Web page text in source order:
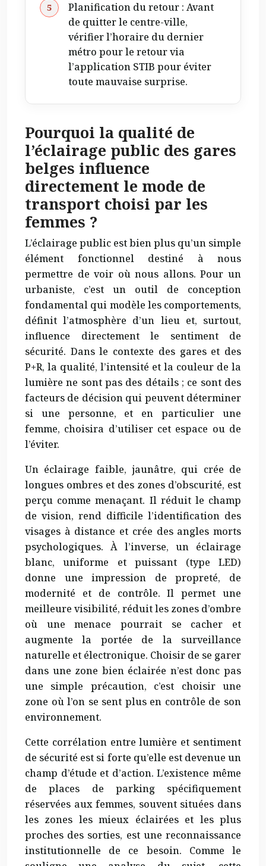
Planification du retour : Avant
de quitter le centre-ville,
vérifier l’horaire du dernier
métro pour le retour via
l’application STIB pour éviter
toute mauvaise surprise.
Pourquoi la qualité de
l’éclairage public des gares
belges influence
directement le mode de
transport choisi par les
femmes ?
L’éclairage public est bien plus qu’un simple
élément fonctionnel destiné à nous
permettre de voir où nous allons. Pour un
urbaniste, c’est un outil de conception
fondamental qui modèle les comportements,
définit l’atmosphère d’un lieu et, surtout,
influence directement le sentiment de
sécurité. Dans le contexte des gares et des
P+R, la qualité, l’intensité et la couleur de la
lumière ne sont pas des détails ; ce sont des
facteurs de décision qui peuvent déterminer
si une personne, et en particulier une
femme, choisira d’utiliser cet espace ou de
l’éviter.
Un éclairage faible, jaunâtre, qui crée de
longues ombres et des zones d’obscurité, est
perçu comme menaçant. Il réduit le champ
de vision, rend difficile l’identification des
visages à distance et crée des angles morts
psychologiques. À l’inverse, un éclairage
blanc, uniforme et puissant (type LED)
donne une impression de propreté, de
modernité et de contrôle. Il permet une
meilleure visibilité, réduit les zones d’ombre
où une menace pourrait se cacher et
augmente la portée de la surveillance
naturelle et électronique. Choisir de se garer
dans une zone bien éclairée n’est donc pas
une simple précaution, c’est choisir une
zone où l’on se sent plus en contrôle de son
environnement.
Cette corrélation entre lumière et sentiment
de sécurité est si forte qu’elle est devenue un
champ d’étude et d’action. L’existence même
de places de parking spécifiquement
réservées aux femmes, souvent situées dans
les zones les mieux éclairées et les plus
proches des sorties, est une reconnaissance
institutionnelle de ce besoin. Comme le